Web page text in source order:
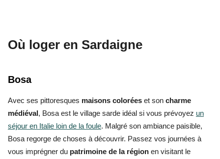
Où loger en Sardaigne
Bosa
Avec ses pittoresques maisons colorées et son charme
médiéval, Bosa est le village sarde idéal si vous prévoyez un
séjour en Italie loin de la foule. Malgré son ambiance paisible,
Bosa regorge de choses à découvrir. Passez vos journées à
vous imprégner du patrimoine de la région en visitant le